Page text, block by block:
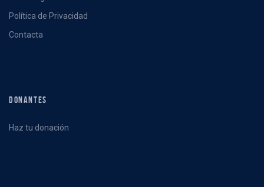
Política de Privacidad
Contacta
DONANTES
Haz tu donación